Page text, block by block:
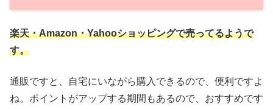
楽天・Amazon・Yahooショッピングで売ってるようで
す。
通販ですと、自宅にいながら購入できるので、便利ですよ
ね。ポイントがアップする期間もあるので、おすすめです